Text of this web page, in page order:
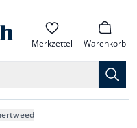
Merkzettel Warenkorb